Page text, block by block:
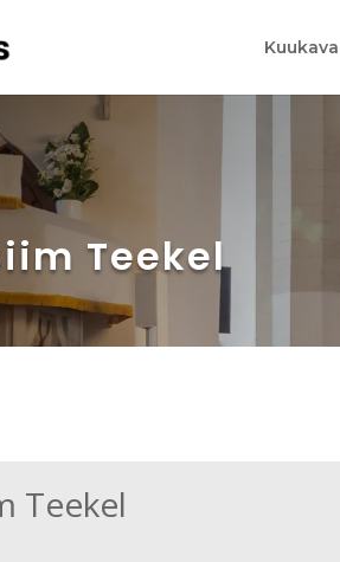
Kuukava
Teekel
Teekel